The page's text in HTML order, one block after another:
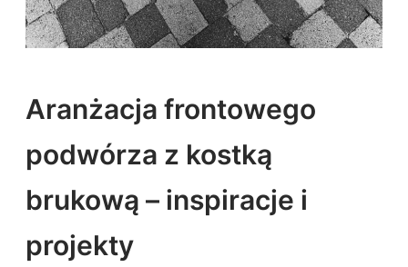
Aranżacja frontowego
podwórza z kostką
brukową – inspiracje i
projekty